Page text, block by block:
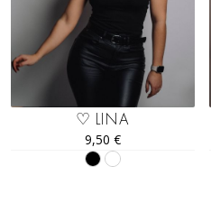
♡ LINA
9,50 €